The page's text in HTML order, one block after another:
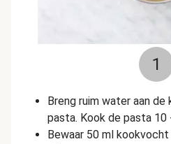
1
Breng ruim water aan de
pasta. Kook de pasta 10
Bewaar 50 ml